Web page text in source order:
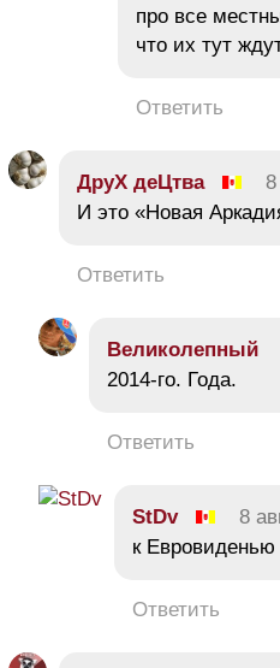
про все
что их тут
Ответить
ДруХ деЦтва 8
И это «Новая
Ответить
Великолепный
2014-го. Года.
Ответить
StDv 8
к Евровиденью
Ответить